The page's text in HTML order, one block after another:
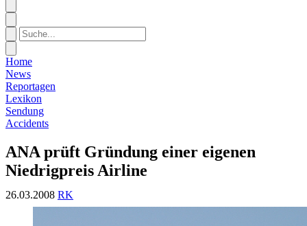
Home
News
Reportagen
Lexikon
Sendung
Accidents
ANA prüft Gründung einer eigenen
Niedrigpreis Airline
26.03.2008 RK